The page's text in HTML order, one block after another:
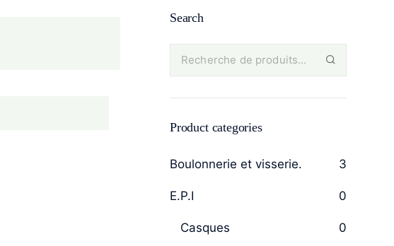
Search
Product categories
Boulonnerie et visserie. 3
E.P.I 0
Casques 0